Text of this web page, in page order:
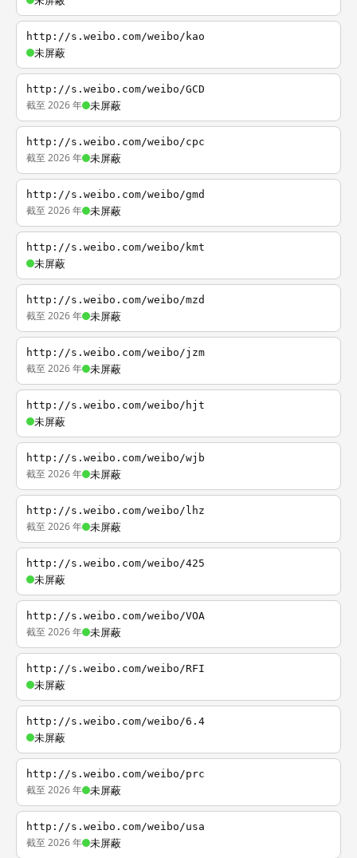
http://s.weibo.com/weibo/kao
未屏蔽
http://s.weibo.com/weibo/GCD
截至 2026 年 未屏蔽
http://s.weibo.com/weibo/cpc
截至 2026 年 未屏蔽
http://s.weibo.com/weibo/gmd
截至 2026 年 未屏蔽
http://s.weibo.com/weibo/kmt
未屏蔽
http://s.weibo.com/weibo/mzd
截至 2026 年 未屏蔽
http://s.weibo.com/weibo/jzm
截至 2026 年 未屏蔽
http://s.weibo.com/weibo/hjt
未屏蔽
http://s.weibo.com/weibo/wjb
截至 2026 年 未屏蔽
http://s.weibo.com/weibo/lhz
截至 2026 年 未屏蔽
http://s.weibo.com/weibo/425
未屏蔽
http://s.weibo.com/weibo/VOA
截至 2026 年 未屏蔽
http://s.weibo.com/weibo/RFI
未屏蔽
http://s.weibo.com/weibo/6.4
未屏蔽
http://s.weibo.com/weibo/prc
截至 2026 年 未屏蔽
http://s.weibo.com/weibo/usa
截至 2026 年 未屏蔽